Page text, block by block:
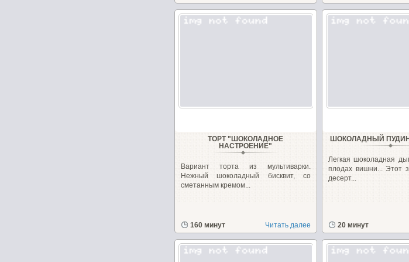
ТОРТ "ШОКОЛАДНОЕ
НАСТРОЕНИЕ"
Вариант торта из мультиварки.
Нежный шоколадный бисквит, со
сметанным кремом...
160 минут Читать далее
ШОКОЛАДНЫЙ
Легкая шоколадная
плодах вишни... Этот
десерт...
20 минут